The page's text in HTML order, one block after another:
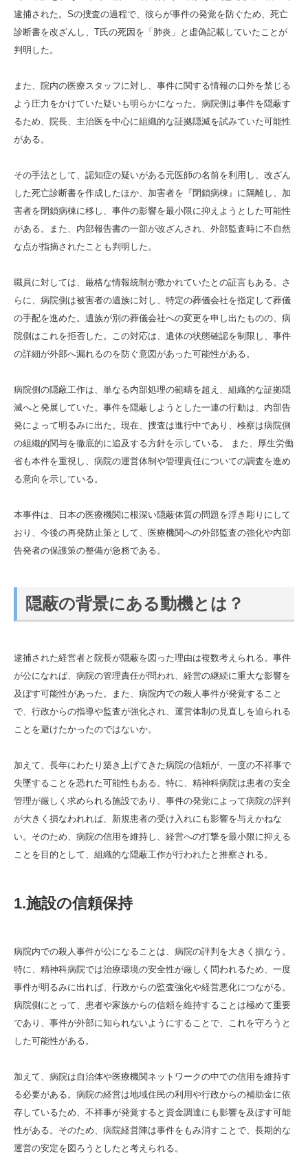
逮捕された。Sの捜査の過程で、彼らが事件の発覚を防ぐため、死亡
診断書を改ざんし、T氏の死因を「肺炎」と虚偽記載していたことが
判明した。
また、院内の医療スタッフに対し、事件に関する情報の口外を禁じる
よう圧力をかけていた疑いも明らかになった。病院側は事件を隠蔽す
るため、院長、主治医を中心に組織的な証拠隠滅を試みていた可能性
がある。
その手法として、認知症の疑いがある元医師の名前を利用し、改ざん
した死亡診断書を作成したほか、加害者を『閉鎖病棟』に隔離し、加
害者を閉鎖病棟に移し、事件の影響を最小限に抑えようとした可能性
がある。また、内部報告書の一部が改ざんされ、外部監査時に不自然
な点が指摘されたことも判明した。
職員に対しては、厳格な情報統制が敷かれていたとの証言もある。さ
らに、病院側は被害者の遺族に対し、特定の葬儀会社を指定して葬儀
の手配を進めた。遺族が別の葬儀会社への変更を申し出たものの、病
院側はこれを拒否した。この対応は、遺体の状態確認を制限し、事件
の詳細が外部へ漏れるのを防ぐ意図があった可能性がある。
病院側の隠蔽工作は、単なる内部処理の範疇を超え、組織的な証拠隠
滅へと発展していた。事件を隠蔽しようとした一連の行動は、内部告
発によって明るみに出た。現在、捜査は進行中であり、検察は病院側
の組織的関与を徹底的に追及する方針を示している。 また、厚生労働
省も本件を重視し、病院の運営体制や管理責任についての調査を進め
る意向を示している。
本事件は、日本の医療機関に根深い隠蔽体質の問題を浮き彫りにして
おり、今後の再発防止策として、医療機関への外部監査の強化や内部
告発者の保護策の整備が急務である。
隠蔽の背景にある動機とは？
逮捕された経営者と院長が隠蔽を図った理由は複数考えられる。事件
が公になれば、病院の管理責任が問われ、経営の継続に重大な影響を
及ぼす可能性があった。また、病院内での殺人事件が発覚すること
で、行政からの指導や監査が強化され、運営体制の見直しを迫られる
ことを避けたかったのではないか。
加えて、長年にわたり築き上げてきた病院の信頼が、一度の不祥事で
失墜することを恐れた可能性もある。特に、精神科病院は患者の安全
管理が厳しく求められる施設であり、事件の発覚によって病院の評判
が大きく損なわれれば、新規患者の受け入れにも影響を与えかねな
い。そのため、病院の信用を維持し、経営への打撃を最小限に抑える
ことを目的として、組織的な隠蔽工作が行われたと推察される。
1.施設の信頼保持
病院内での殺人事件が公になることは、病院の評判を大きく損なう。
特に、精神科病院では治療環境の安全性が厳しく問われるため、一度
事件が明るみに出れば、行政からの監査強化や経営悪化につながる。
病院側にとって、患者や家族からの信頼を維持することは極めて重要
であり、事件が外部に知られないようにすることで、これを守ろうと
した可能性がある。
加えて、病院は自治体や医療機関ネットワークの中での信用を維持す
る必要がある。病院の経営は地域住民の利用や行政からの補助金に依
存しているため、不祥事が発覚すると資金調達にも影響を及ぼす可能
性がある。そのため、病院経営陣は事件をもみ消すことで、長期的な
運営の安定を図ろうとしたと考えられる。